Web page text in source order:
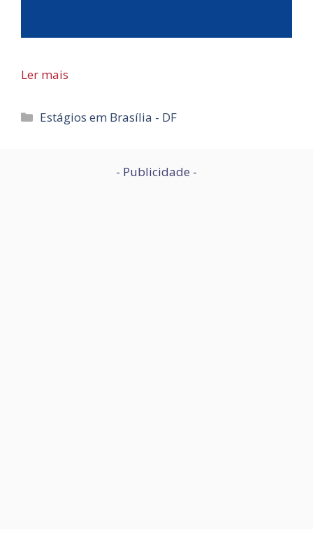
Ler mais
Categorias
Estágios em Brasília - DF
- Publicidade -